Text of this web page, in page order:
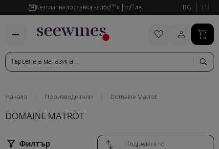
Безплатна доставка над6000 € 11735 лв. BG EN
Начало Производители Domaine Matrot
DOMAINE MATROT
Филтър